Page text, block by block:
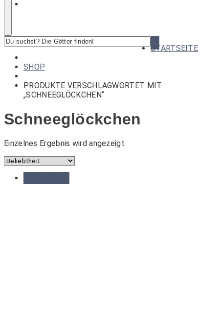
suchst?
STARTSEITE
SHOP
PRODUKTE VERSCHLAGWORTET MIT
„SCHNEEGLÖCKCHEN“
Schneeglöckchen
Einzelnes Ergebnis wird angezeigt